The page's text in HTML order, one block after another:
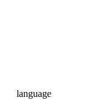
language